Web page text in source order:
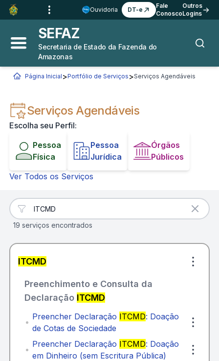
Ir para o
Conteúdo
Ir para a
Navegação 3
Ir para o
Rodapé 4
Ouvidoria DT-e
Fale
Conosco
Outros
Logins
Abrir menu principal
SEFAZ
Secretaria de Estado da Fazenda do
Amazonas
Você está aqui:
Página Inicial >Portfólio de Serviços >Serviços Agendáveis
Serviços Agendáveis
Escolha seu Perfil:
Pessoa
Física
Pessoa
Jurídica
Órgãos
Públicos
Ver Todos os Serviços
Filtrar Serviços
19 serviços encontrados
ITCMD
Preenchimento e Consulta da
Declaração ITCMD
Preencher Declaração ITCMD: Doação
de Cotas de Sociedade
Preencher Declaração ITCMD: Doação
em Dinheiro (sem Escritura Pública)